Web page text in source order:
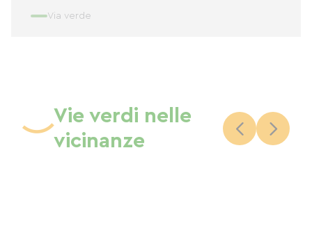
Via verde
Vie verdi nelle
vicinanze